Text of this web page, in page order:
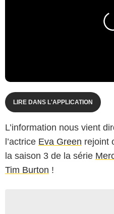
LIRE DANS L'APPLICATION
L’information nous vient
l’actrice Eva Green rejoint
la saison 3 de la série
Tim Burton !